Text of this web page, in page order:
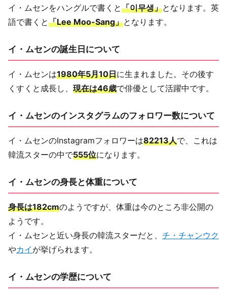
イ・ムセンをハングルで書くと「이무생」となります。英
語で書くと「Lee Moo-Sang」となります。
イ・ムセンの誕生日について
イ・ムセンは1980年5月10日に生まれました。その後す
くすくと成長し、 現在は46歳で俳優として活躍中です。
イ・ムセンのインスタグラムのフォロワー数について
イ・ムセンのInstagramフォロワーは82213人で、これは
韓流スターの中で555位になります。
イ・ムセンの身長と体重について
身長は182cmのようですが、体重は今のところ非公開の
ようです。
イ・ムセンと近い身長の韓流スターだと、 チ・チャンウク
やカイ が挙げられます。
イ・ムセンの学歴について